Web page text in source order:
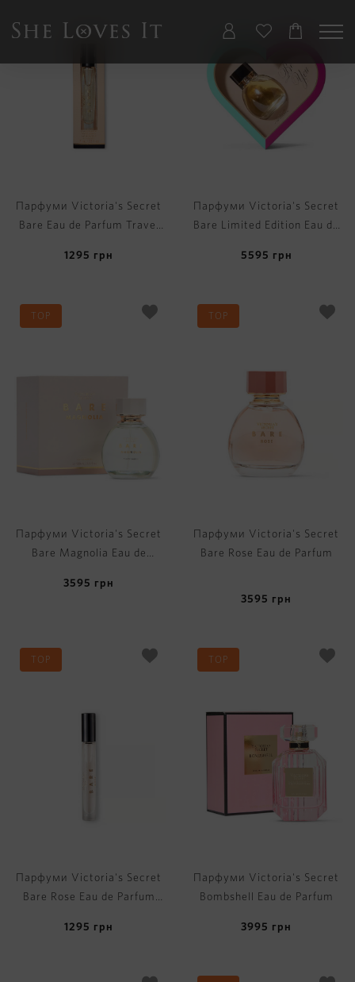
Парфуми Victoria's Secret
Bare Eau de Parfum Travel
1295 грн
Парфуми Victoria's Secret
Bare Limited Edition Eau de
5595 грн
TOP
Парфуми Victoria's Secret
Bare Magnolia Eau de
3595 грн
TOP
Парфуми Victoria's Secret
Bare Rose Eau de Parfum
3595 грн
TOP
Парфуми Victoria's Secret
Bare Rose Eau de Parfum
1295 грн
TOP
Парфуми Victoria's Secret
Bombshell Eau de Parfum
3995 грн